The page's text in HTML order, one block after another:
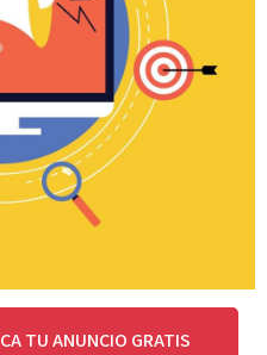
TU ANUNCIO GRATIS